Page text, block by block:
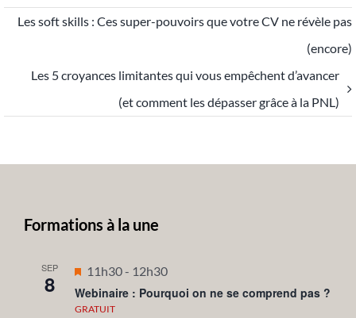
Les soft skills : Ces super-pouvoirs que votre CV ne révèle pas
(encore)
Les 5 croyances limitantes qui vous empêchent d’avancer
(et comment les dépasser grâce à la PNL)
Formations à la une
SEP
8
Mis
en
avant
11h30- 12h30
Webinaire : Pourquoi on ne se comprend pas ?
GRATUIT